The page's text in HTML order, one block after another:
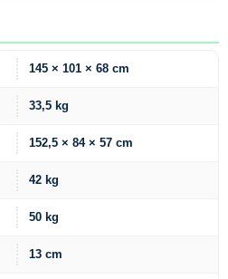
145 × 101 × 68 cm
33,5 kg
152,5 × 84 × 57 cm
42 kg
50 kg
13 cm